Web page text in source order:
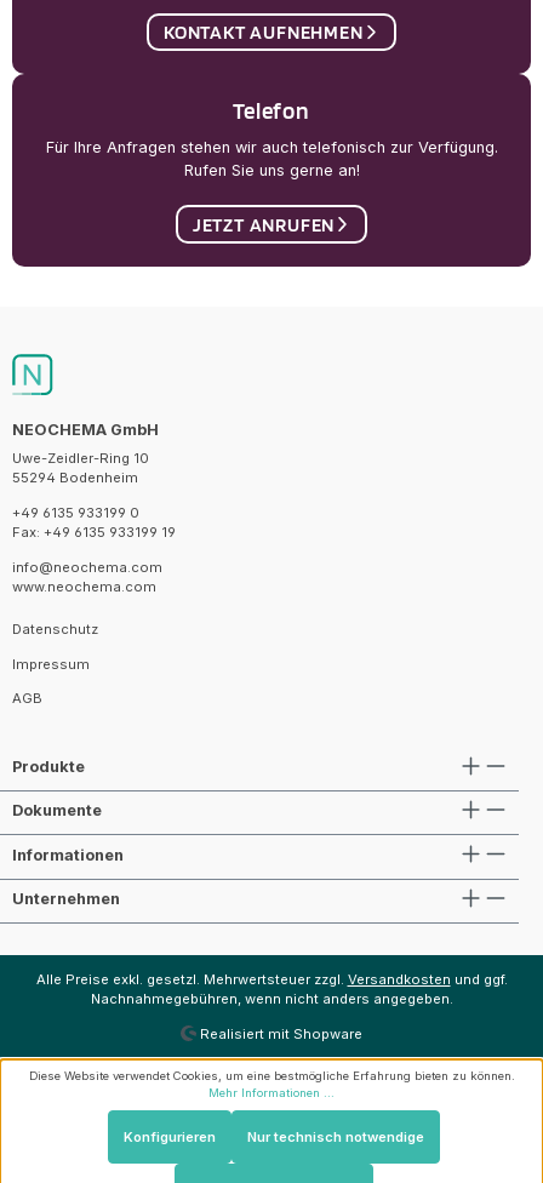
KONTAKT AUFNEHMEN
Telefon
Für Ihre Anfragen stehen wir auch telefonisch zur Verfügung.
Rufen Sie uns gerne an!
JETZT ANRUFEN
NEOCHEMA GmbH
Uwe-Zeidler-Ring 10
55294 Bodenheim
+49 6135 933199 0
Fax: +49 6135 933199 19
info@neochema.com
www.neochema.com
Datenschutz
Impressum
AGB
Produkte
Dokumente
Informationen
Unternehmen
Alle Preise exkl. gesetzl. Mehrwertsteuer zzgl. Versandkosten und ggf.
Nachnahmegebühren, wenn nicht anders angegeben.
Realisiert mit Shopware
Diese Website verwendet Cookies, um eine bestmögliche Erfahrung bieten zu können.
Mehr Informationen ...
Nur technisch notwendige
Konfigurieren